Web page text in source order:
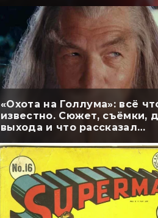
«Охота на Голлума»: всё
известно. Сюжет, съёмки,
выхода и что рассказал